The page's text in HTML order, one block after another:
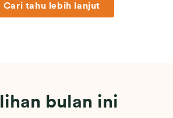
Cari tahu lebih lanjut
bulan ini